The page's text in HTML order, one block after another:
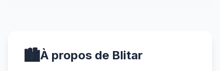
🏙️À propos de Blitar